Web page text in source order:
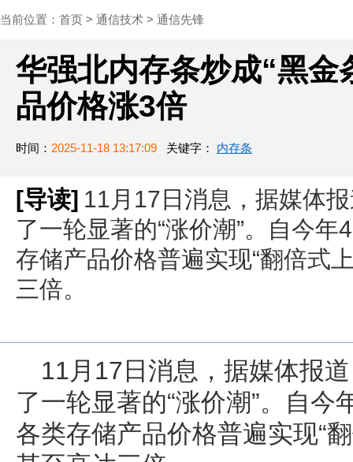
当前位置： 首页 > 通信技术 > 通信先锋
华强北内存条炒成“黑金
品价格涨3倍
时间： 2025-11-18 13:17:09 关键字： 内存条
[导读] 11月17日消息，据媒体
了一轮显著的“涨价潮”。自今
存储产品价格普遍实现“翻倍式
三倍。
11月17日消息，据媒体报
了一轮显著的“涨价潮”。自
各类存储产品价格普遍实现“